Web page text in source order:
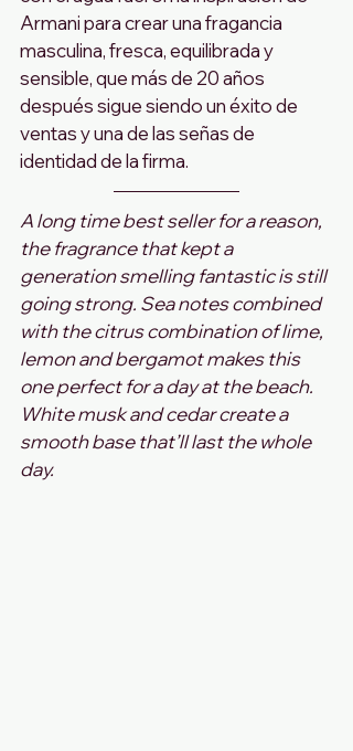
Armani para crear una fragancia
masculina, fresca, equilibrada y
sensible, que más de 20 años
después sigue siendo un éxito de
ventas y una de las señas de
identidad de la firma.
A long time best seller for a reason,
the fragrance that kept a
generation smelling fantastic is still
going strong. Sea notes combined
with the citrus combination of lime,
lemon and bergamot makes this
one perfect for a day at the beach.
White musk and cedar create a
smooth base that’ll last the whole
day.